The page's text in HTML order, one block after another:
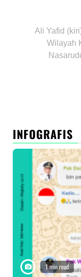
Ali Yafid
Wilayah
INFOGRAFIS
1 min read